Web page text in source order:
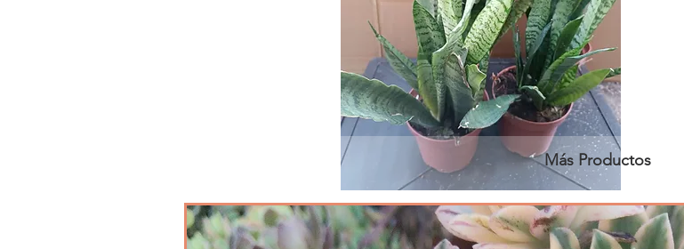
Más Productos